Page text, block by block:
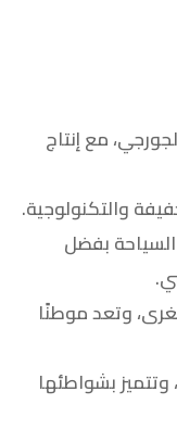
مع إنتاج
والتكنولوجية.
بفضل
وتعد موطنًا
بشواطئها